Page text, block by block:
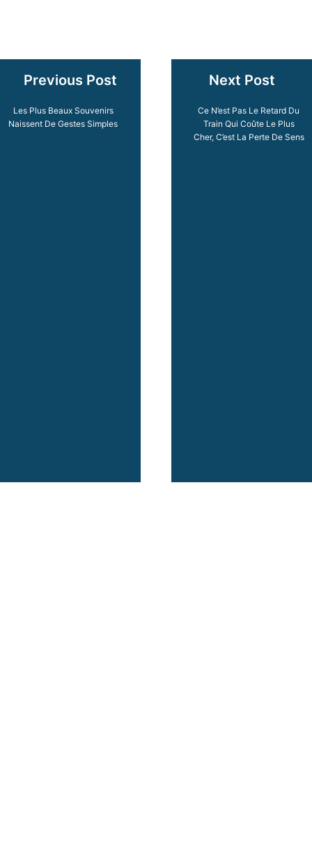
Previous Post
Les Plus Beaux Souvenirs
Naissent De Gestes Simples
Next Post
Ce N’est Pas Le Retard Du
Train Qui Coûte Le Plus
Cher, C’est La Perte De Sens